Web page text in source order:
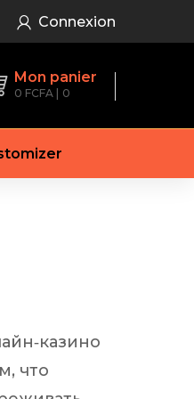
Connexion
Mon panier
0 FCFA 0
что